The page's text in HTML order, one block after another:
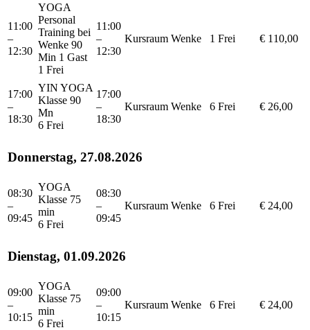
11:00
–
12:30
YOGA
Personal
Training bei
Wenke 90
Min 1 Gast
1 Frei
11:00
–
12:30
Kursraum Wenke 1 Frei € 110,00
17:00
–
18:30
YIN YOGA
Klasse 90
Mn
6 Frei
17:00
–
18:30
Kursraum Wenke 6 Frei € 26,00
Donnerstag, 27.08.2026
08:30
–
09:45
YOGA
Klasse 75
min
6 Frei
08:30
–
09:45
Kursraum Wenke 6 Frei € 24,00
Dienstag, 01.09.2026
09:00
–
10:15
YOGA
Klasse 75
min
6 Frei
09:00
–
10:15
Kursraum Wenke 6 Frei € 24,00